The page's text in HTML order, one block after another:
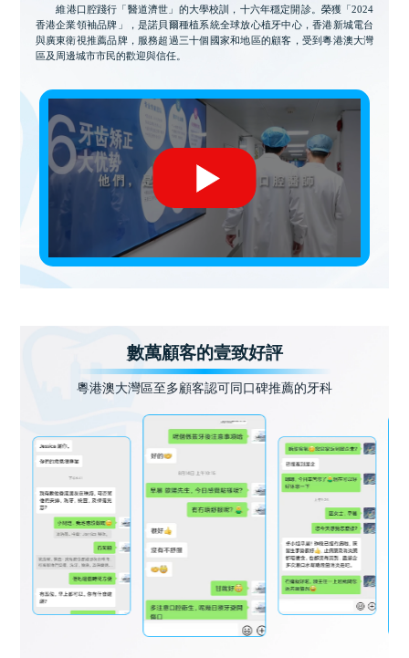
維港口腔踐行「醫道濟世」的大學校訓，十六年穩定開診。榮獲「2024
香港企業領袖品牌」，是諾貝爾種植系統全球放心植牙中心，香港新城電台
與廣東衛視推薦品牌，服務超過三十個國家和地區的顧客，受到粵港澳大灣
區及周邊城市市民的歡迎與信任。
數萬顧客的壹致好評
粵港澳大灣區至多顧客認可同口碑推薦的牙科